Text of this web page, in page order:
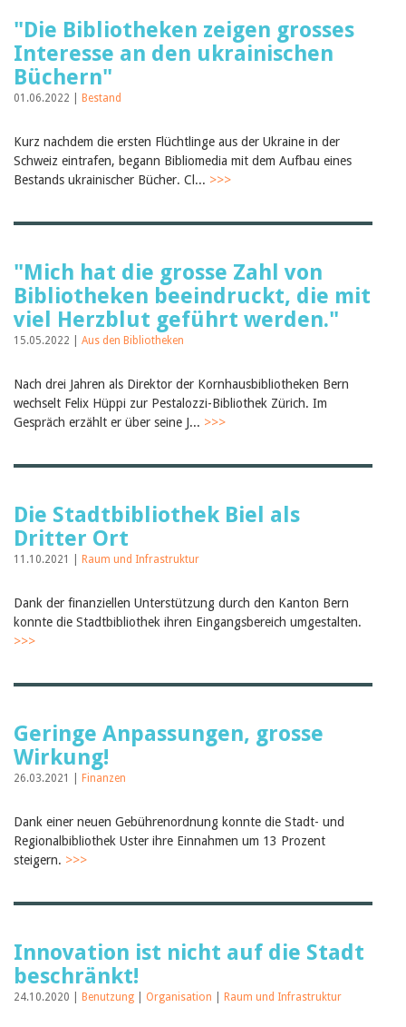
"Die Bibliotheken zeigen grosses
Interesse an den ukrainischen
Büchern"
01.06.2022 | Bestand
Kurz nachdem die ersten Flüchtlinge aus der Ukraine in der
Schweiz eintrafen, begann Bibliomedia mit dem Aufbau eines
Bestands ukrainischer Bücher. Cl... >>>
"Mich hat die grosse Zahl von
Bibliotheken beeindruckt, die mit
viel Herzblut geführt werden."
15.05.2022 | Aus den Bibliotheken
Nach drei Jahren als Direktor der Kornhausbibliotheken Bern
wechselt Felix Hüppi zur Pestalozzi-Bibliothek Zürich. Im
Gespräch erzählt er über seine J... >>>
Die Stadtbibliothek Biel als
Dritter Ort
11.10.2021 | Raum und Infrastruktur
Dank der finanziellen Unterstützung durch den Kanton Bern
konnte die Stadtbibliothek ihren Eingangsbereich umgestalten.
>>>
Geringe Anpassungen, grosse
Wirkung!
26.03.2021 | Finanzen
Dank einer neuen Gebührenordnung konnte die Stadt- und
Regionalbibliothek Uster ihre Einnahmen um 13 Prozent
steigern. >>>
Innovation ist nicht auf die Stadt
beschränkt!
24.10.2020 | Benutzung Organisation Raum und Infrastruktur